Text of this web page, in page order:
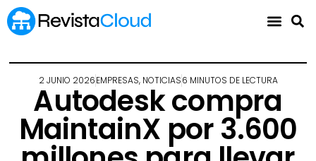
2 JUNIO 2026EMPRESAS, NOTICIAS6 MINUTOS DE LECTURA
Autodesk compra
MaintainX por 3.600